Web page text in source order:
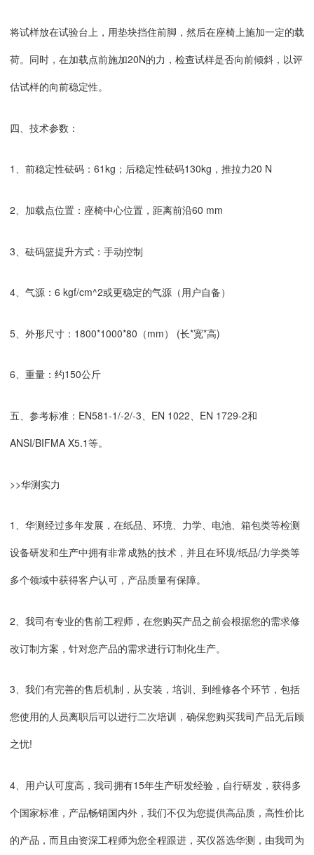
将试样放在试验台上，用垫块挡住前脚，然后在座椅上施加一定的载
荷。同时，在加载点前施加20N的力，检查试样是否向前倾斜，以评
估试样的向前稳定性。
四、技术参数：
1、前稳定性砝码：61kg；后稳定性砝码130kg，推拉力20 N
2、加载点位置：座椅中心位置，距离前沿60 mm
3、砝码篮提升方式：手动控制
4、气源：6 kgf/cm^2或更稳定的气源（用户自备）
5、外形尺寸：1800*1000*80（mm） (长*宽*高)
6、重量：约150公斤
五、参考标准：EN581-1/-2/-3、EN 1022、EN 1729-2和
ANSI/BIFMA X5.1等。
>>华测实力
1、华测经过多年发展，在纸品、环境、力学、电池、箱包类等检测
设备研发和生产中拥有非常成熟的技术，并且在环境/纸品/力学类等
多个领域中获得客户认可，产品质量有保障。
2、我司有专业的售前工程师，在您购买产品之前会根据您的需求修
改订制方案，针对您产品的需求进行订制化生产。
3、我们有完善的售后机制，从安装，培训、到维修各个环节，包括
您使用的人员离职后可以进行二次培训，确保您购买我司产品无后顾
之忧!
4、用户认可度高，我司拥有15年生产研发经验，自行研发，获得多
个国家标准，产品畅销国内外，我们不仅为您提供高品质，高性价比
的产品，而且由资深工程师为您全程跟进，买仪器选华测，由我司为